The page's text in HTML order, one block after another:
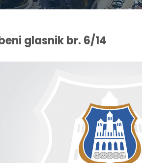
glasnik br. 6/14